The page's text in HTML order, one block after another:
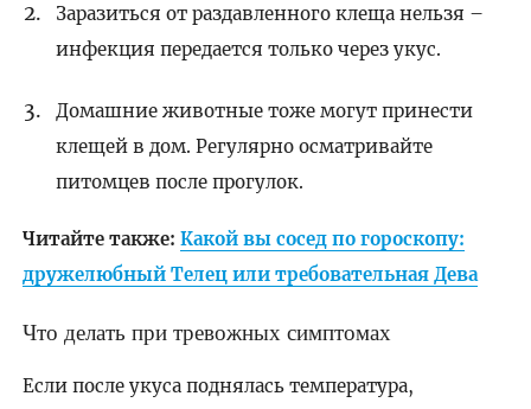
Заразиться от раздавленного клеща нельзя –
инфекция передается только через укус.
Домашние животные тоже могут принести
клещей в дом. Регулярно осматривайте
питомцев после прогулок.
Читайте также: Какой вы сосед по гороскопу:
дружелюбный Телец или требовательная Дева
Что делать при тревожных симптомах
Если после укуса поднялась температура,